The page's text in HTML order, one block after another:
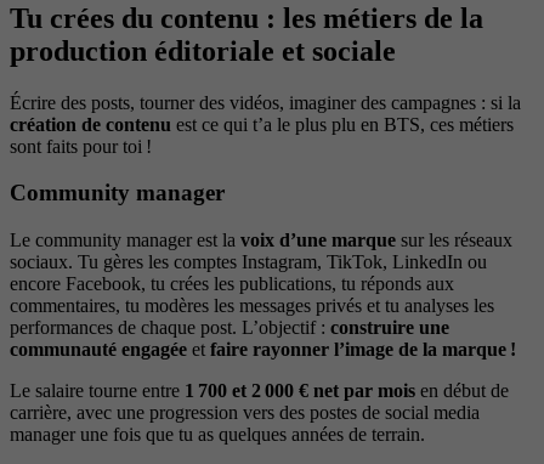
Tu crées du contenu : les métiers de la
production éditoriale et sociale
Écrire des posts, tourner des vidéos, imaginer des campagnes : si la
création de contenu est ce qui t’a le plus plu en BTS, ces métiers
sont faits pour toi !
Community manager
Le community manager est la voix d’une marque sur les réseaux
sociaux. Tu gères les comptes Instagram, TikTok, LinkedIn ou
encore Facebook, tu crées les publications, tu réponds aux
commentaires, tu modères les messages privés et tu analyses les
performances de chaque post. L’objectif : construire une
communauté engagée et faire rayonner l’image de la marque !
Le salaire tourne entre 1 700 et 2 000 € net par mois en début de
carrière, avec une progression vers des postes de social media
manager une fois que tu as quelques années de terrain.